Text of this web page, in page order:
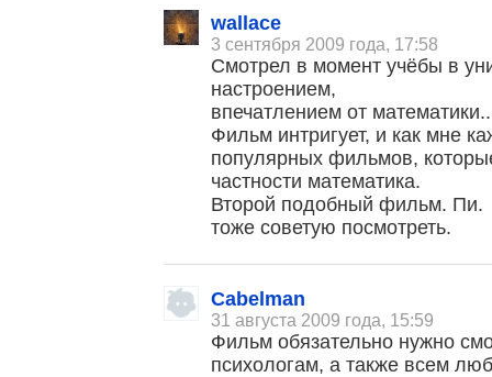
wallace
3 сентября 2009 года, 17:58
Смотрел в момент учёбы в
настроением,
впечатлением от
Фильм интригует, и как мне
популярных фильмов,
частности математика.
Второй подобный фильм. Пи.
тоже советую посмотреть.
Cabelman
31 августа 2009 года, 15:59
Фильм обязательно нужно
психологам, а также всем